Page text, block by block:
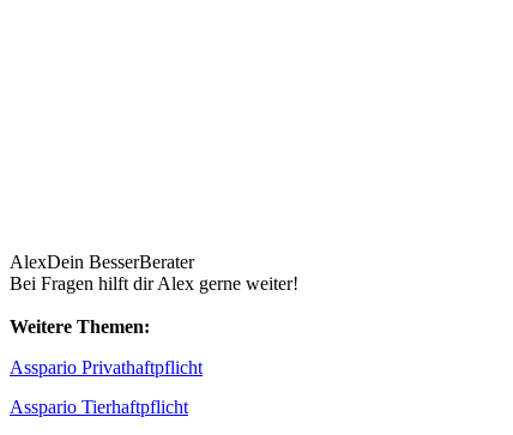
AlexDein BesserBerater
Bei Fragen hilft dir Alex gerne weiter!
Weitere Themen:
Asspario Privathaftpflicht
Asspario Tierhaftpflicht